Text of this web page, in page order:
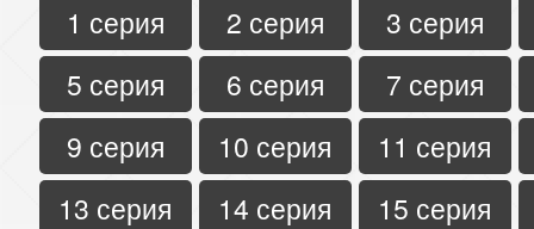
1 серия 2 серия
3 серия
5 серия
6 серия
7 серия
9 серия
10 серия
11 серия
13 серия
14 серия
15 серия